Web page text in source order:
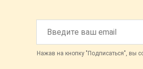
Нажав на кнопку "Подписаться", вы